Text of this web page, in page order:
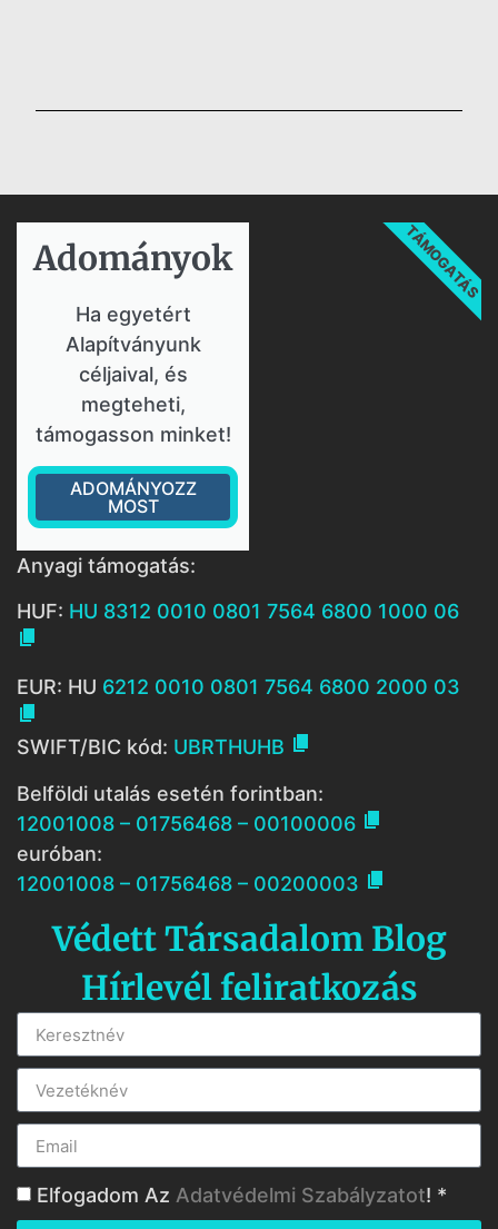
Adományok​
Ha egyetért
Alapítványunk
céljaival, és
megteheti,
támogasson minket!
ADOMÁNYOZZ
MOST
TÁMOGATÁS
Anyagi támogatás:
HUF: HU 8312 0010 0801 7564 6800 1000 06

EUR: HU 6212 0010 0801 7564 6800 2000 03

SWIFT/BIC kód: UBRTHUHB 
Belföldi utalás esetén forintban:
12001008 – 01756468 – 00100006 
euróban:
12001008 – 01756468 – 00200003 
Védett Társadalom Blog
Hírlevél feliratkozás
Elfogadom Az Adatvédelmi Szabályzatot! *